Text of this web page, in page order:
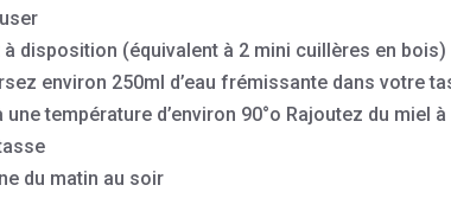
disposition (équivalent à 2 mini cuillères en bois)
environ 250ml d’eau frémissante dans votre
température d’environ 90°o Rajoutez du miel
du matin au soir